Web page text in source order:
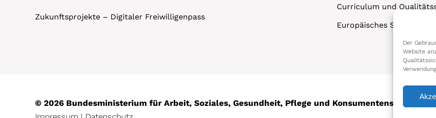
Der
Website
Zukunftsprojekte – Digitaler Freiwilligenpass
Curriculum und
Europäisches
© 2026 Bundesministerium für Arbeit, Soziales, Gesundheit, Pflege und Konsumentenschutz